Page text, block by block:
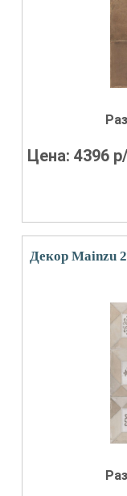
Цена:4396
Декор Mainzu